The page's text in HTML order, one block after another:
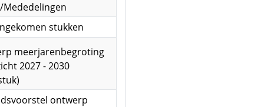
stukken
meerjarenbegroting
2027 - 2030
ontwerp